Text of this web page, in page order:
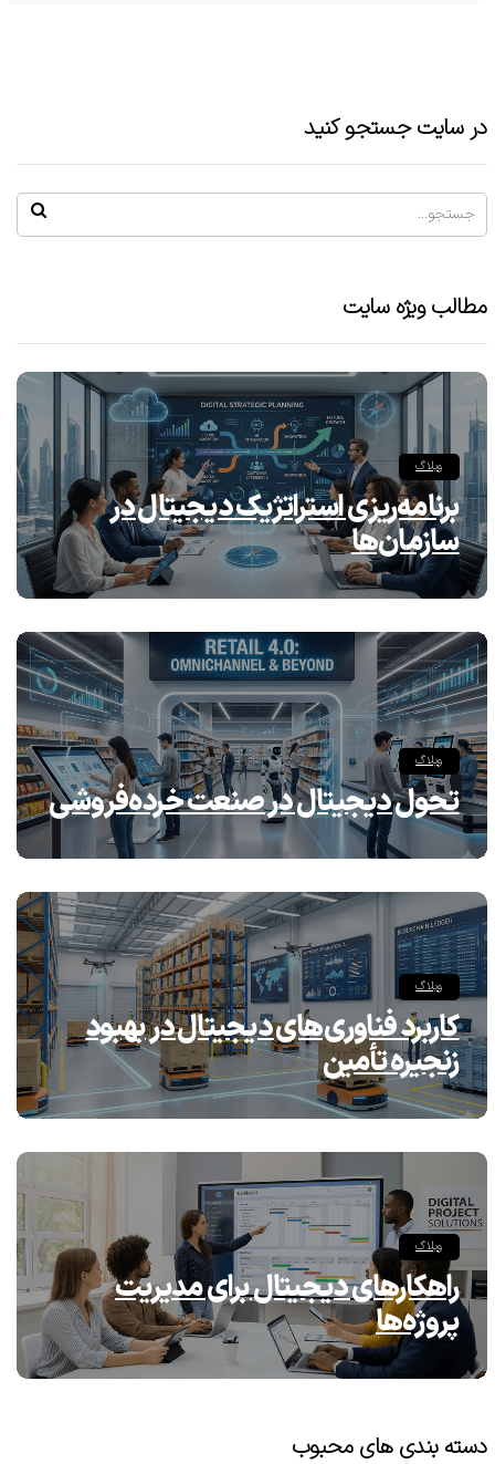
در سایت جستجو کنید
مطالب ویژه سایت
وبلاگ
برنامه‌ریزی استراتژیک دیجیتال در
سازمان‌ها
وبلاگ
تحول دیجیتال در صنعت خرده‌فروشی
وبلاگ
کاربرد فناوری‌های دیجیتال در بهبود
زنجیره تأمین
وبلاگ
راهکارهای دیجیتال برای مدیریت
پروژه‌ها
دسته بندی های محبوب